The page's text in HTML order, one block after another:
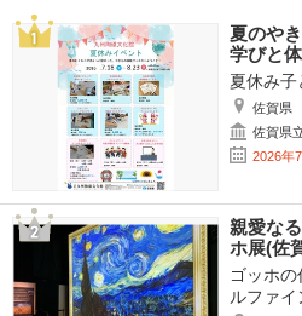
夏のや
学びと
夏休み子
佐賀県
佐賀県
2026年
親愛な
ホ展(佐
ゴッホ
ルファ